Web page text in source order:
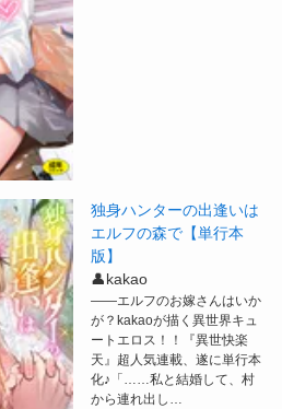
独身ハンターの出逢いは
エルフの森で【単行本
版】
👤kakao
――エルフのお嫁さんはいか
が？kakaoが描く異世界キュ
ートエロス！！『異世快楽
天』超人気連載、遂に単行本
化♪「……私と結婚して、村
から連れ出し…